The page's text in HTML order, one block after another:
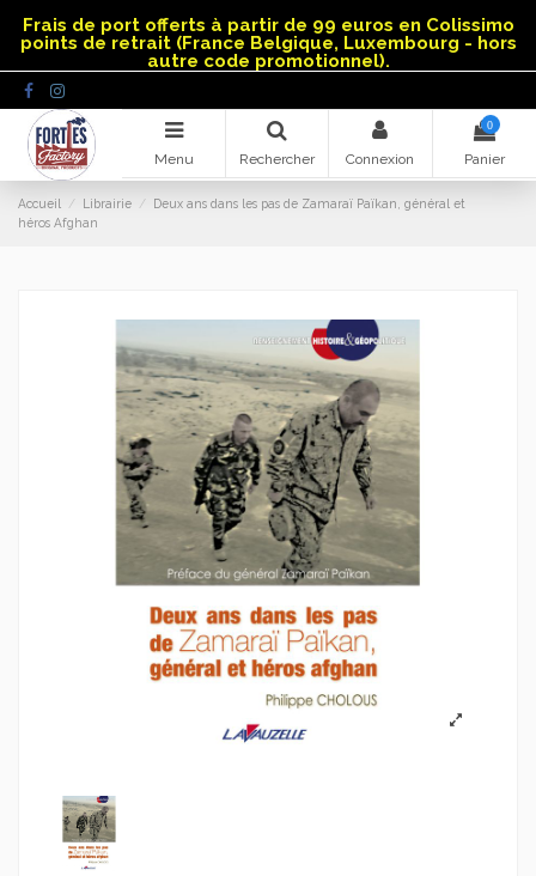
Frais de port offerts à partir de 99 euros en Colissimo
points de retrait (France Belgique, Luxembourg - hors
autre code promotionnel).
Menu Rechercher Connexion
0
Panier
Accueil Librairie
Deux ans dans les pas de Zamaraï Païkan, général et
héros Afghan